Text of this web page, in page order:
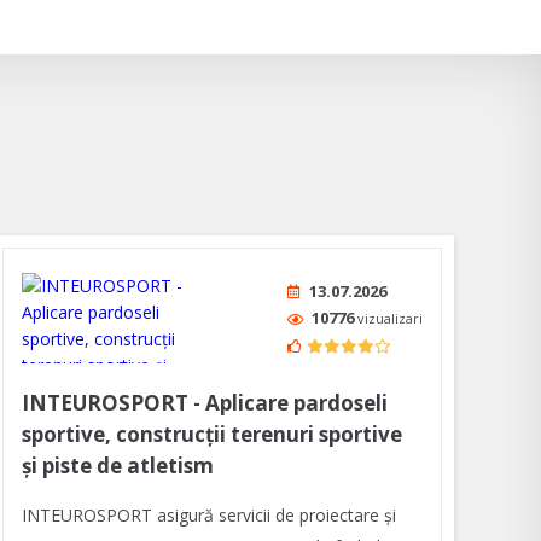
13.07.2026
10776vizualizari
INTEUROSPORT - Aplicare pardoseli
sportive, construcții terenuri sportive
și piste de atletism
INTEUROSPORT asigură servicii de proiectare şi